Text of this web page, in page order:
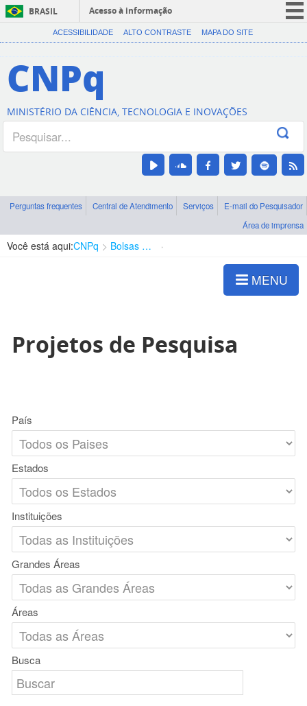
BRASIL
Acesso à informação
CORONAVÍRUS (COVID-19)
Canais
ACESSIBILIDADE ALTO CONTRASTE MAPA DO SITE
CNPq
MINISTÉRIO DA CIÊNCIA, TECNOLOGIA E INOVAÇÕES
Perguntas frequentes Central de Atendimento Serviços
E-mail do Pesquisador
Área de imprensa
Você está aqui:CNPq Bolsas e Auxílios Vigentes
MENU
Projetos de Pesquisa
País
Estados
Instituições
Grandes Áreas
Áreas
Busca